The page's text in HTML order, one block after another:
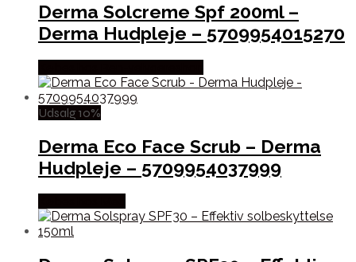
Derma Solcreme Spf 200ml –
Derma Hudpleje – 5709954015270
Udsalg 10%
Derma Eco Face Scrub – Derma
Hudpleje – 5709954037999